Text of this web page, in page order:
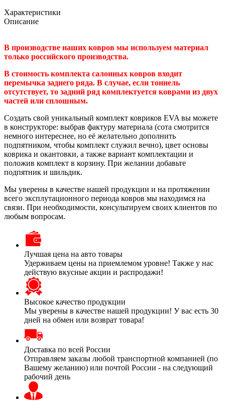
Характеристики
Описание
В производстве наших ковров мы используем материал
только российского производства.
В стоимость комплекта салонных ковров входит
перемычка заднего ряда. В случае, если тоннель
отсутствует, то задний ряд комплектуется коврами из двух
частей или сплошным.
Создать свой уникальный комплект ковриков EVA вы можете
в конструкторе: выбрав фактуру материала (сота смотрится
немного интереснее, но её желательно дополнить
подпятником, чтобы комплект служил вечно), цвет основы
коврика и окантовки, а также вариант комплектации и
положив комплект в корзину. При желании добавьте
подпятник и шильдик.
Мы уверены в качестве нашей продукции и на протяжении
всего эксплутационного периода ковров мы находимся на
связи. При необходимости, консультируем своих клиентов по
любым вопросам.
Лучшая цена на авто товары
Удерживаем цены на приемлемом уровне! Также у нас
действую вкусные акции и распродажи!
Высокое качество продукции
Мы уверены в качестве нашей продукции! У вас есть 30
дней на обмен или возврат товара!
Доставка по всей России
Отправляем заказы любой транспортной компанией (по
Вашему желанию) или почтой России - на следующий
рабочий день